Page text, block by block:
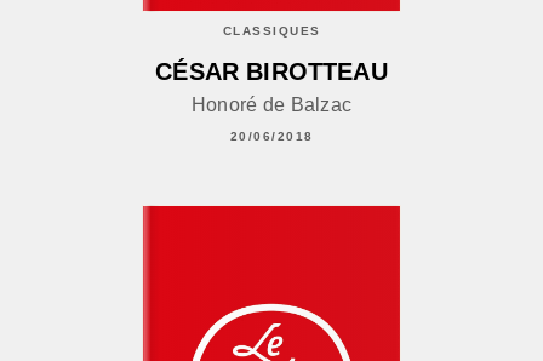
CLASSIQUES
CÉSAR BIROTTEAU
Honoré de Balzac
20/06/2018